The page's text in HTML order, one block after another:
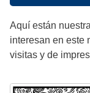
Aquí están
interesan en este
visitas y de